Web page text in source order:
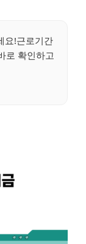
요!근로기간
로 확인하고